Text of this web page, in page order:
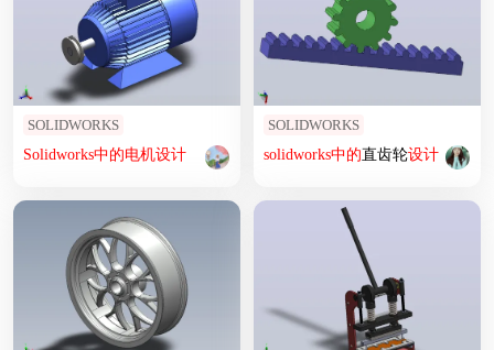
SOLIDWORKS
Solidworks中的电机设计
SOLIDWORKS
solidworks中的直齿轮设计